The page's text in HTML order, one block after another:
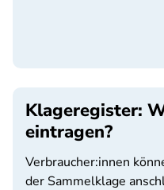
Klageregister:
eintragen?
Verbraucher:innen
der Sammelklage